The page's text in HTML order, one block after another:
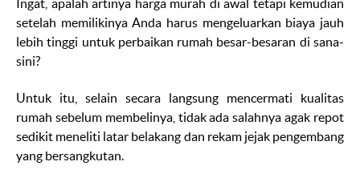
Ingat, apalah artinya harga murah di awal tetapi kemudian
setelah memilikinya Anda harus mengeluarkan biaya jauh
lebih tinggi untuk perbaikan rumah besar-besaran di sana-
sini?
Untuk itu, selain secara langsung mencermati kualitas
rumah sebelum membelinya, tidak ada salahnya agak repot
sedikit meneliti latar belakang dan rekam jejak pengembang
yang bersangkutan.